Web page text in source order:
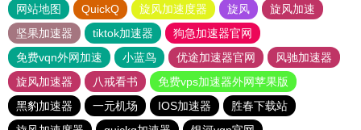
网站地图 QuickQ 旋风加速度器 旋风
旋风加速
坚果加速器
tiktok加速器
狗急加速器官网
免费vqn外网加速
小蓝鸟 优途加速器官网
风驰加速器
旋风加速器
八戒看书
免费vps加速器外网苹果版
黑豹加速器
一元机场 IOS加速器
胜春下载站